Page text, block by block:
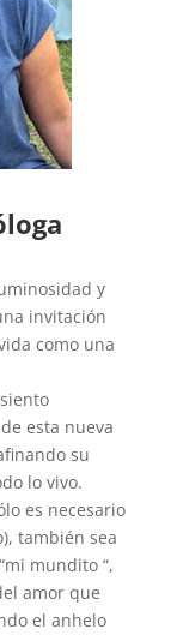
y
invitación
como una
esta nueva
su
lo vivo.
es necesario
también sea
mundito “,
amor que
el anhelo